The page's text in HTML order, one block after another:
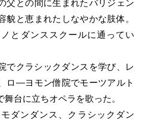
父との間に生まれたパリジェン
貌と恵まれたしなやかな肢体。
とダンススクールに通ってい
でクラシックダンスを学び、レ
ロ―ヨモン僧院でモーツアルト
台に立ちオペラを歌った。
ダンダンス、クラシックダン